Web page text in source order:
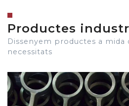
Productes
Dissenyem productes a mida
necessitats